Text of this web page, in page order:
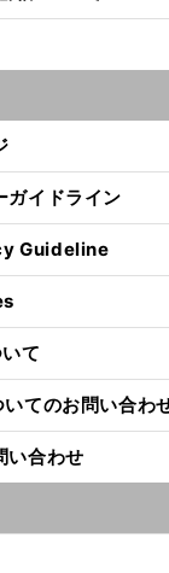
ガイドライン
Guideline
て
てのお問い合わ
い合わせ